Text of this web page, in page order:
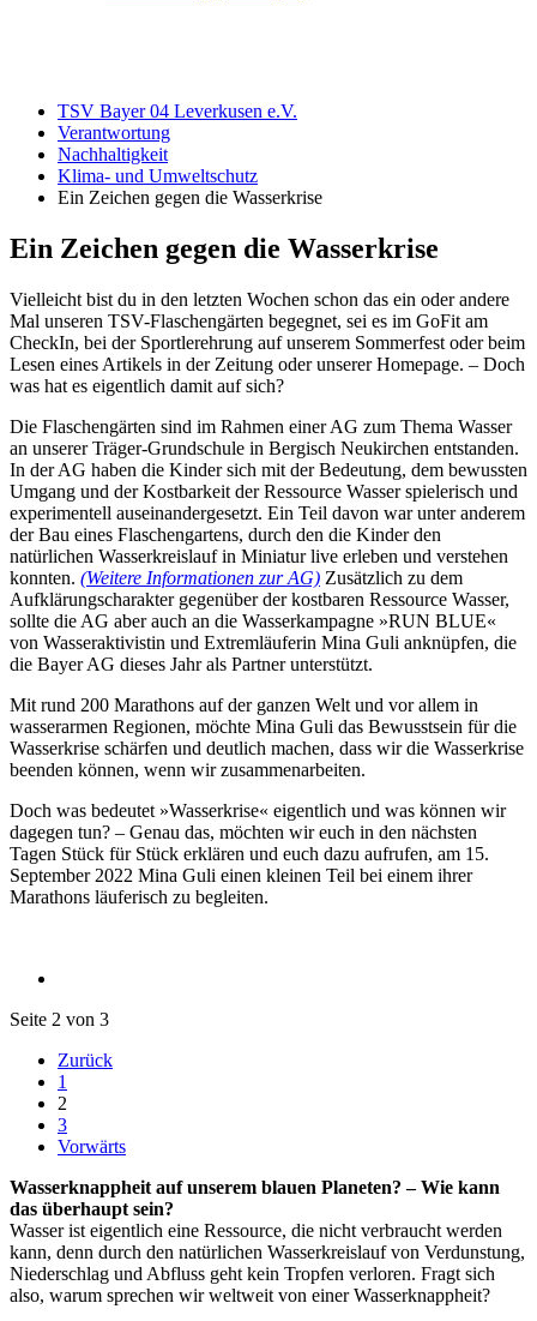
TSV Bayer 04 Leverkusen e.V.
Verantwortung
Nachhaltigkeit
Klima- und Umweltschutz
Ein Zeichen gegen die Wasserkrise
Ein Zeichen gegen die Wasserkrise
Vielleicht bist du in den letzten Wochen schon das ein oder andere
Mal unseren TSV-Flaschengärten begegnet, sei es im GoFit am
CheckIn, bei der Sportlerehrung auf unserem Sommerfest oder beim
Lesen eines Artikels in der Zeitung oder unserer Homepage. – Doch
was hat es eigentlich damit auf sich?
Die Flaschengärten sind im Rahmen einer AG zum Thema Wasser
an unserer Träger-Grundschule in Bergisch Neukirchen entstanden.
In der AG haben die Kinder sich mit der Bedeutung, dem bewussten
Umgang und der Kostbarkeit der Ressource Wasser spielerisch und
experimentell auseinandergesetzt. Ein Teil davon war unter anderem
der Bau eines Flaschengartens, durch den die Kinder den
natürlichen Wasserkreislauf in Miniatur live erleben und verstehen
konnten. (Weitere Informationen zur AG) Zusätzlich zu dem
Aufklärungscharakter gegenüber der kostbaren Ressource Wasser,
sollte die AG aber auch an die Wasserkampagne »RUN BLUE«
von Wasseraktivistin und Extremläuferin Mina Guli anknüpfen, die
die Bayer AG dieses Jahr als Partner unterstützt.
Mit rund 200 Marathons auf der ganzen Welt und vor allem in
wasserarmen Regionen, möchte Mina Guli das Bewusstsein für die
Wasserkrise schärfen und deutlich machen, dass wir die Wasserkrise
beenden können, wenn wir zusammenarbeiten.
Doch was bedeutet »Wasserkrise« eigentlich und was können wir
dagegen tun? – Genau das, möchten wir euch in den nächsten
Tagen Stück für Stück erklären und euch dazu aufrufen, am 15.
September 2022 Mina Guli einen kleinen Teil bei einem ihrer
Marathons läuferisch zu begleiten.
Seite 2 von 3
Zurück
1
2
3
Vorwärts
Wasserknappheit auf unserem blauen Planeten? – Wie kann
das überhaupt sein?
Wasser ist eigentlich eine Ressource, die nicht verbraucht werden
kann, denn durch den natürlichen Wasserkreislauf von Verdunstung,
Niederschlag und Abfluss geht kein Tropfen verloren. Fragt sich
also, warum sprechen wir weltweit von einer Wasserknappheit?